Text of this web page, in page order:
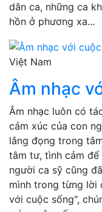
dân ca, những ca
hồn ở phương xa...
Việt Nam
Âm nhạc
Âm nhạc luôn có
cảm xúc của con
lắng đọng trong
tâm tư, tình cảm để
người ca sỹ cũng
mình trong từng lời
với cuộc sống",